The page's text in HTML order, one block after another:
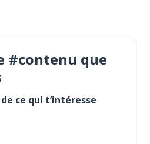
#contenu que
ce qui t’intéresse